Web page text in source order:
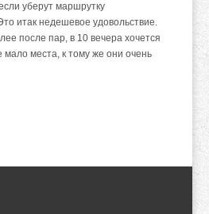
уберут маршрутку
итак недешевое удовольствие.
после пар, в 10 вечера хочется
мало места, к тому же они очень